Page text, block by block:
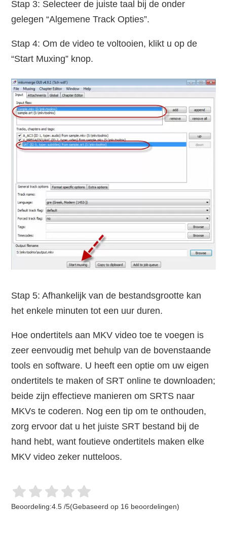
Stap 3: Selecteer de juiste taal bij de onder
gelegen “Algemene Track Opties”.
Stap 4: Om de video te voltooien, klikt u op de
“Start Muxing” knop.
Stap 5: Afhankelijk van de bestandsgrootte kan
het enkele minuten tot een uur duren.
Hoe ondertitels aan MKV video toe te voegen is
zeer eenvoudig met behulp van de bovenstaande
tools en software. U heeft een optie om uw eigen
ondertitels te maken of SRT online te downloaden;
beide zijn effectieve manieren om SRTS naar
MKVs te coderen. Nog een tip om te onthouden,
zorg ervoor dat u het juiste SRT bestand bij de
hand hebt, want foutieve ondertitels maken elke
MKV video zeker nutteloos.
Beoordeling:4.5 /5(Gebaseerd op 16 beoordelingen)